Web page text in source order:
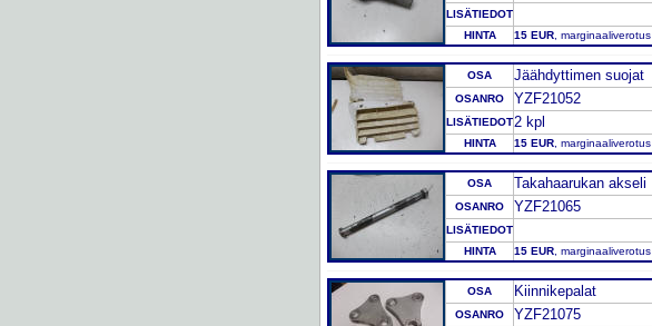
LISÄTIEDOT
HINTA
15 EUR , marginaaliverotus
OSA Jäähdyttimen suojat
OSANRO YZF21052
LISÄTIEDOT2 kpl
HINTA 15 EUR , marginaaliverotus
OSA Takahaarukan akseli
OSANRO YZF21065
LISÄTIEDOT
HINTA
15 EUR , marginaaliverotus
OSA Kiinnikepalat
OSANRO YZF21075